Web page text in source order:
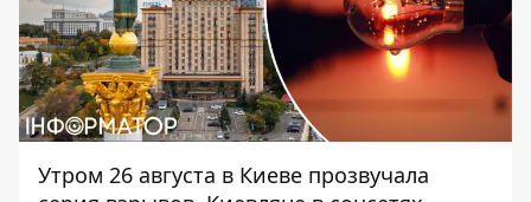
Утром 26 августа в Киеве прозвучала